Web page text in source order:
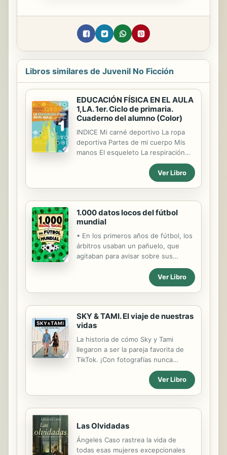
Libros similares de Juvenil No Ficción
EDUCACIÓN FÍSICA EN EL AULA
1,LA. 1er. Ciclo de primaria.
Cuaderno del alumno (Color)
INDICE Mi carné deportivo La ropa
deportiva Partes de mi cuerpo Mis
manos El esqueleto La respiración
¿Dónde estoy? Mis habilidades Cuido
mi salud Me gustan los deportes
Educación vial Me expreso con mi
Ver Libro
1.000 datos locos del fútbol
mundial
• En los primeros años de fútbol, los
árbitros usaban un pañuelo, que
agitaban para avisar sobre sus
silbato para dirigir.• Según informes
antropológicos hay comunidades
quién es el presidente de su país,
pero conocen a Maradona, Pelé y
Messi.• El Estadio Tamaulipas, en
México, se encuentra ubicado
geográficamente en dos municipios
diferentes: medio campo está en
Tampico.• A los 25 años, Lionel
Messi superó a glorias del fútbol,
como Johan Cruyff, Marco van
Basten...
Ver Libro
SKY & TAMI. El viaje de nuestras
vidas
La historia de cómo Sky y Tami
llegaron a ser la pareja favorita de
TikTok. ¡Con fotografías nunca
publicadas en sus redes sociales!
Cuando Sky & Tami se conocieron, ya
llevaban mucho mundo recorrido.
unido vida y profesión. España,
Alemania... En todos estos países ha
nacido y crecido su historia. Y en
estas páginas descubrirás quiénes
Ver Libro
Las Olvidadas
Ángeles Caso rastrea la vida de
todas esas mujeres excepcionales